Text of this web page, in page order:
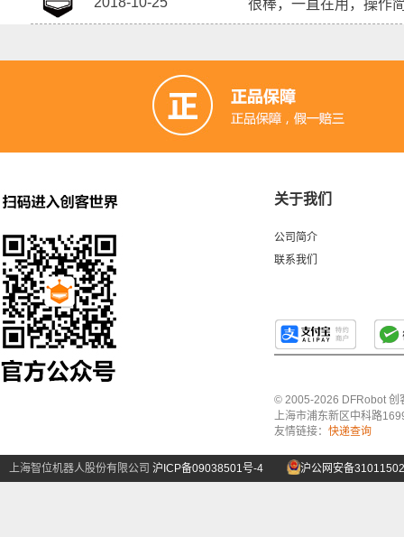
很棒，一直在用，操作
关于我们
公司简介
联系我们
© 2005-2026 DFRobot 创
上海市浦东新区中科路
友情链接： 快递查询
上海智位机器人股份有限公司 沪ICP备09038501号-4 沪公网安备